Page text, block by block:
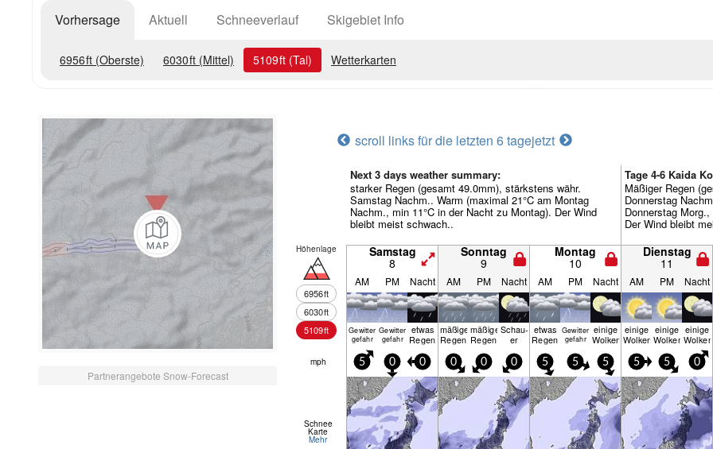
Vorhersage Aktuell Schneeverlauf Skigebiet Info
6956ft (Oberste) 6030ft (Mittel) 5109ft (Tal) Wetterkarten
Partnerangebote Snow-Forecast
scroll links für die letzten 6 tagejetzt
Next 3 days weather summary:
starker Regen (gesamt 49.0mm), stärkstens währ.
Samstag Nachm.. Warm (maximal 21°C am Montag
Nachm., min 11°C in der Nacht zu Montag). Der Wind
bleibt meist schwach..
Tage 4-6 Kaida
Mäßiger Regen
Donnerstag
Donnerstag
Der Wind bleibt
Höhenlage
6956ft
6030ft
5109ft
Samstag
8
Sonntag
9
Montag
10
Dienstag
11
AM PM Nacht AM PM Nacht AM PM Nacht AM PM Nacht
Gewitter
gefahr
Gewitter
gefahr
etwas
Regen
mäßiger
Regen
mäßiger
Regen
Schau­
er
etwas
Regen
Gewitter
gefahr
einige
Wolken
einige
Wolken
einige
Wolken
einige
Wolken
mph 5 0 0 0 0 0 5 5 5 5 5 0
Schnee
Karte
Mehr